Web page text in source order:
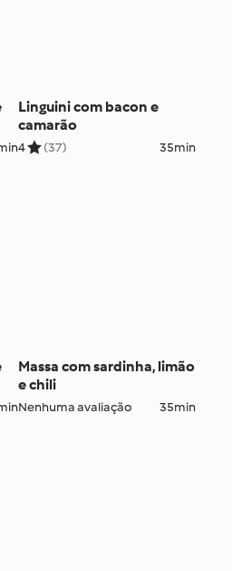
Linguini com bacon e
camarão
4 (37) 35min
Massa com sardinha, limão
e chili
Nenhuma avaliação 35min